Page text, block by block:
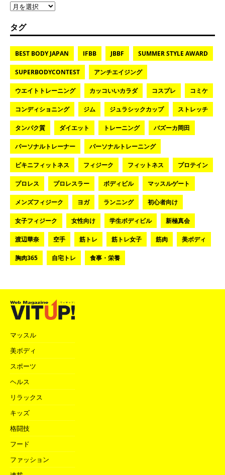
タグ
BEST BODY JAPAN IFBB JBBF SUMMER STYLE AWARD
SUPERBODYCONTEST アンチエイジング
ウエイトトレーニング カッコいいカラダ コスプレ コミケ
コンディショニング ジム ジュラシックカップ ストレッチ
タンパク質 ダイエット トレーニング バズーカ岡田
パーソナルトレーナー パーソナルトレーニング
ビキニフィットネス フィジーク フィットネス プロテイン
プロレス プロレスラー ボディビル マッスルゲート
メンズフィジーク ヨガ ランニング 初心者向け
女子フィジーク 女性向け 学生ボディビル 新極真会
渡辺華奈 空手 筋トレ 筋トレ女子 筋肉 美ボディ
胸肉365 自宅トレ 食事・栄養
マッスル
美ボディ
スポーツ
ヘルス
リラックス
キッズ
格闘技
フード
ファッション